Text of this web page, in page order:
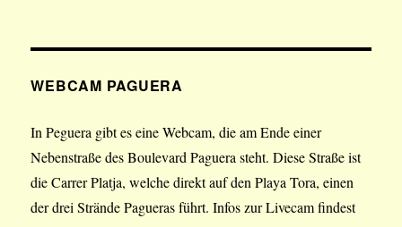
WEBCAM PAGUERA
In Peguera gibt es eine Webcam, die am Ende einer
Nebenstraße des Boulevard Paguera steht. Diese Straße ist
die Carrer Platja, welche direkt auf den Playa Tora, einen
der drei Strände Pagueras führt. Infos zur Livecam findest